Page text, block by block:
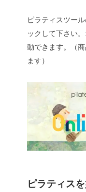
ピラティスツー
ックして下さい
動できます。（
ます）
ピラティス